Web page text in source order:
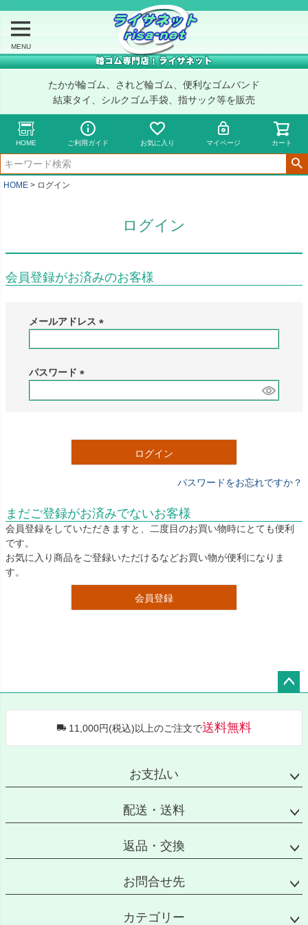
MENU
たかが輪ゴム、されど輪ゴム、便利なゴムバンド
結束タイ、シルクゴム手袋、指サック等を販売
HOME ご利用ガイド お気に入り マイページ カート
HOME ログイン
ログイン
会員登録がお済みのお客様
メールアドレス
)
パスワード
ログイン
パスワードをお忘れですか？
まだご登録がお済みでないお客様
会員登録をしていただきますと、二度目のお買い物時にとても便利
です。
お気に入り商品をご登録いただけるなどお買い物が便利になりま
す。
会員登録
へ
11,000円(税込)以上のご注文で送料無料
お支払い
配送・送料
返品・交換
お問合せ先
カテゴリー